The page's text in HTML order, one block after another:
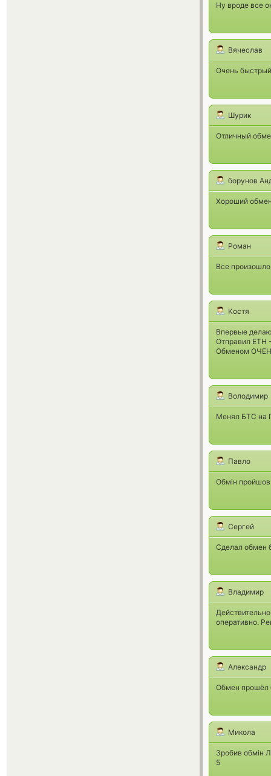
Ну вроде все
Вячеслав
Очень
Шурик
Отличный
борунов
Хороший
Роман
Все
Костя
Впервые
Отправил ETH
Обменом
Володимир
Менял БТС на
Павло
Обмін
Сергей
Сделал обмен
Владимир
оперативно.
Александр
Обмен прошёл
Микола
Зробив обмін
5